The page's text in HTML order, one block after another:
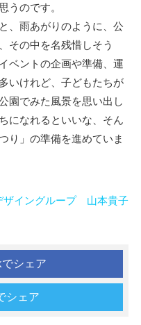
うのです。
、雨あがりのように、公
その中を名残惜しそう
ベントの企画や準備、運
いけれど、子どもたちが
園でみた風景を思い出し
になれるといいな、そん
り」の準備を進めていま
ザイングループ 山本貴子
シェア
シェア